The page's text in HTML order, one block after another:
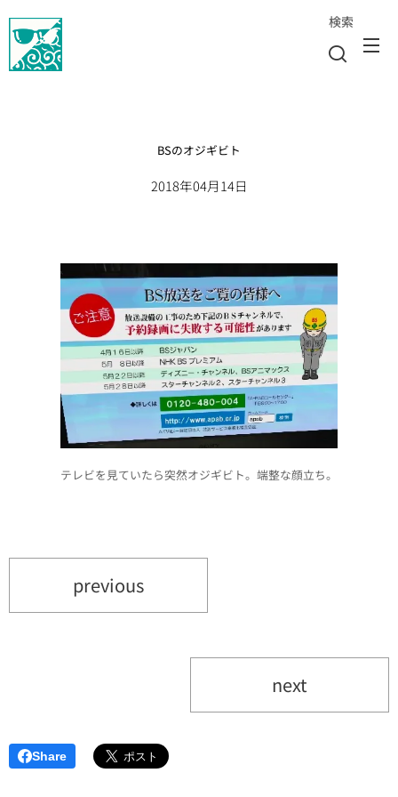
検索
BSのオジギビト
2018年04月14日
テレビを見ていたら突然オジギビト。端整な顔立ち。
previous
next
Share